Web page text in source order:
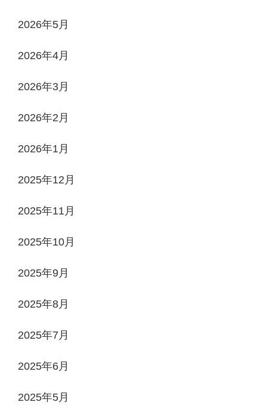
2026年5月
2026年4月
2026年3月
2026年2月
2026年1月
2025年12月
2025年11月
2025年10月
2025年9月
2025年8月
2025年7月
2025年6月
2025年5月